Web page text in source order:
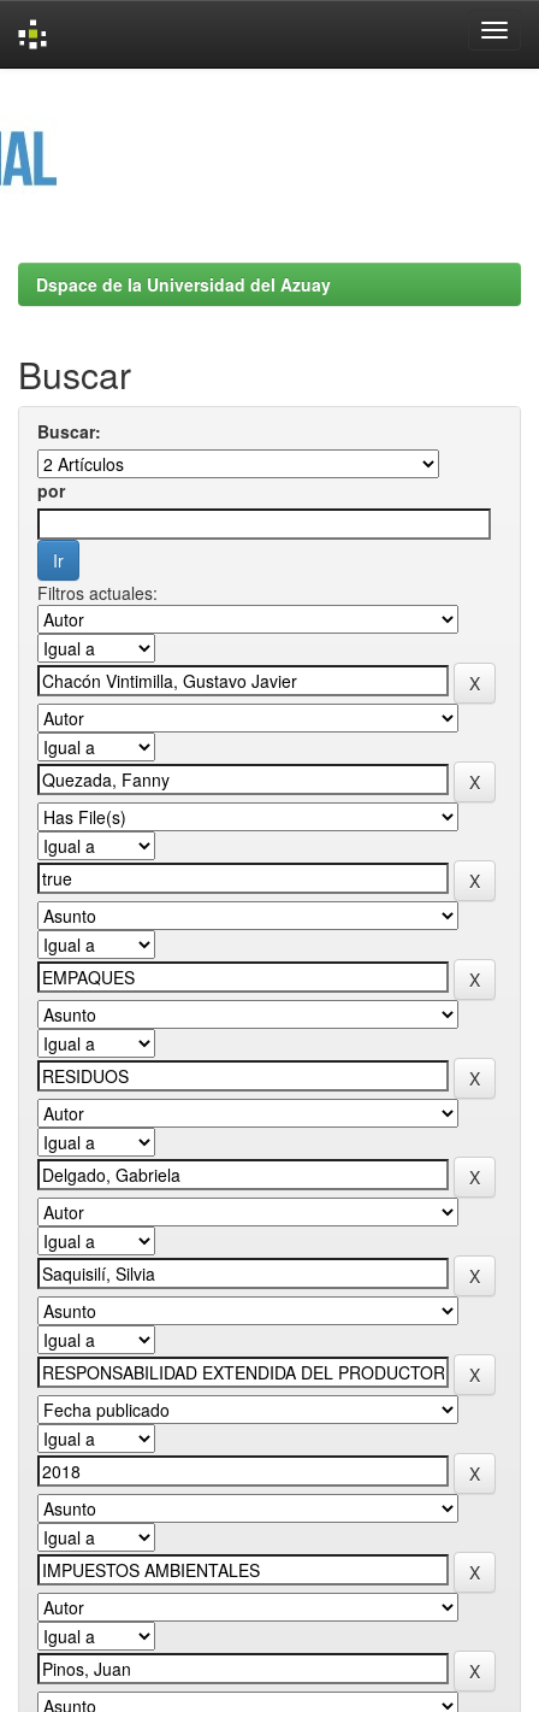
Dspace de la Universidad del Azuay
Buscar
Buscar:
por
Filtros actuales: